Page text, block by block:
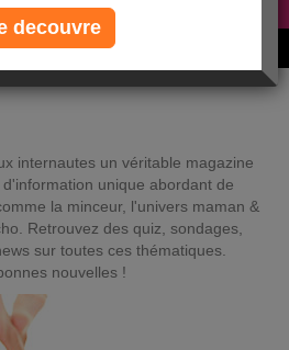
le régime gratuit
et réappris à manger avec nous
internautes un véritable magazine
unique abordant de
la minceur, l'univers maman &
Retrouvez des quiz, sondages,
sur toutes ces thématiques.
nouvelles !
decouvre